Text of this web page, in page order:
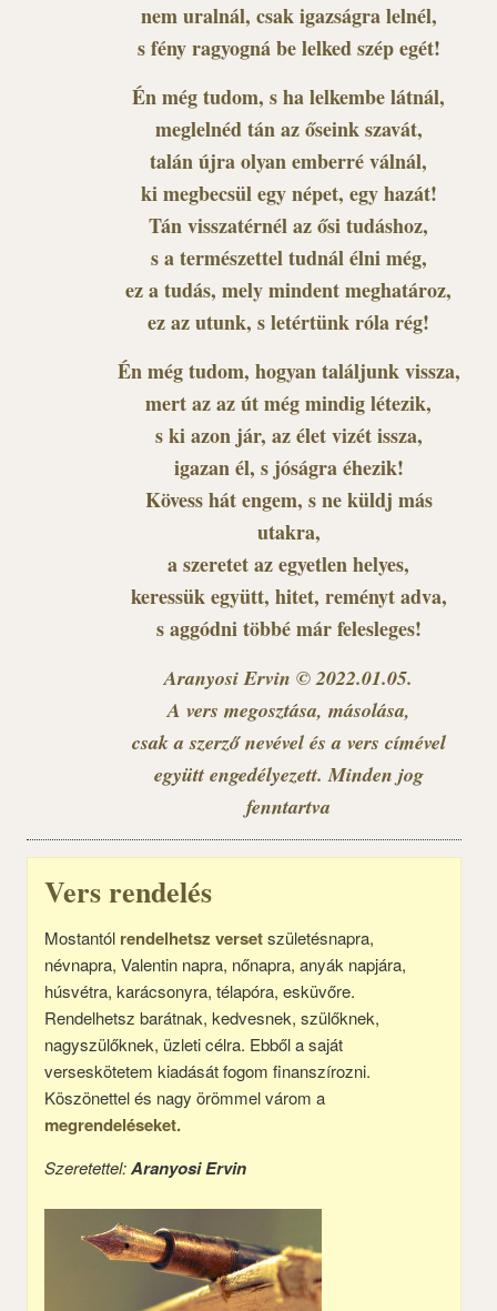
nem uralnál, csak igazságra lelnél,
s fény ragyogná be lelked szép egét!
Én még tudom, s ha lelkembe látnál,
meglelnéd tán az őseink szavát,
talán újra olyan emberré válnál,
ki megbecsül egy népet, egy hazát!
Tán visszatérnél az ősi tudáshoz,
s a természettel tudnál élni még,
ez a tudás, mely mindent meghatároz,
ez az utunk, s letértünk róla rég!
Én még tudom, hogyan találjunk vissza,
mert az az út még mindig létezik,
s ki azon jár, az élet vizét issza,
igazan él, s jóságra éhezik!
Kövess hát engem, s ne küldj más
utakra,
a szeretet az egyetlen helyes,
keressük együtt, hitet, reményt adva,
s aggódni többé már felesleges!
Aranyosi Ervin © 2022.01.05.
A vers megosztása, másolása,
csak a szerző nevével és a vers címével
együtt engedélyezett. Minden jog
fenntartva
Vers rendelés
Mostantól rendelhetsz versetszületésnapra,
névnapra, Valentin napra, nőnapra, anyák napjára,
húsvétra, karácsonyra, télapóra, esküvőre.
Rendelhetsz barátnak, kedvesnek, szülőknek,
nagyszülőknek, üzleti célra. Ebből a saját
verseskötetem kiadását fogom finanszírozni.
Köszönettel és nagy örömmel várom a
megrendeléseket.
Szeretettel:Aranyosi Ervin